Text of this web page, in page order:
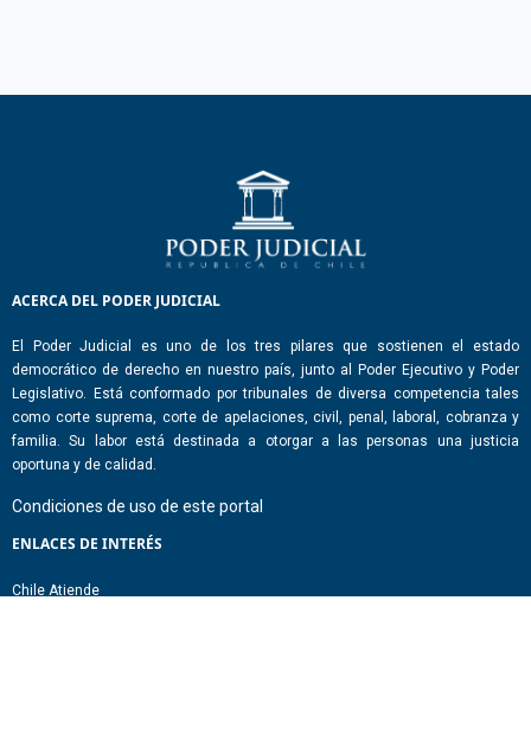
ACERCA DEL PODER JUDICIAL
El Poder Judicial es uno de los tres pilares que sostienen el estado
democrático de derecho en nuestro país, junto al Poder Ejecutivo y Poder
Legislativo. Está conformado por tribunales de diversa competencia tales
como corte suprema, corte de apelaciones, civil, penal, laboral, cobranza y
familia. Su labor está destinada a otorgar a las personas una justicia
oportuna y de calidad.
Condiciones de uso de este portal
ENLACES DE INTERÉS
Chile Atiende